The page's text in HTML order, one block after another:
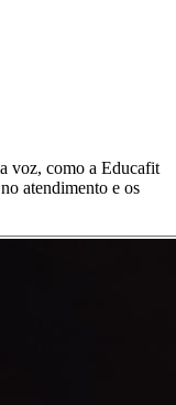
voz, como a Educafit
atendimento e os